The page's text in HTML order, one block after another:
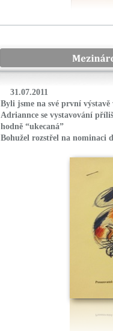
31.07.2011
Byli jsme na své první
Adriannce se vystavování
hodně “ukecaná”
Bohužel rozstřel na nominaci